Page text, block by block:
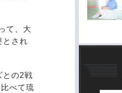
て、大
とされ
との2戦
べて琉